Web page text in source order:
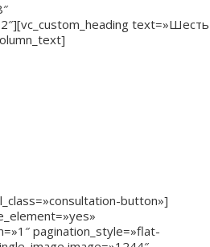
text=»Шесть
button»]
pagination_style=»flat-